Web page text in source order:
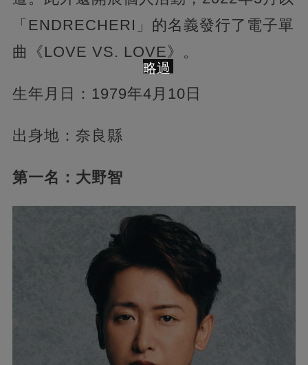
「ENDRECHERI」的名義發行了電子單
曲《LOVE VS. LOVE》。
生年月日：1979年4月10日
出身地：奈良縣
第一名：大野智
略過